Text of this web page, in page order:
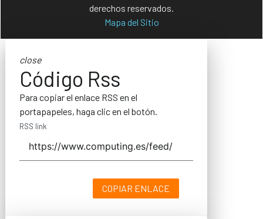
derechos reservados.
Mapa del Sitio
close
Código Rss
Para copiar el enlace RSS en el
portapapeles, haga clic en el botón.
RSS link
COPIAR ENLACE